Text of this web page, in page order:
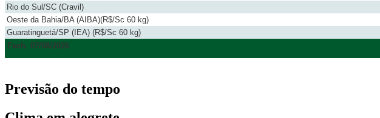
Rio do Sul/SC (Cravil)
Oeste da Bahia/BA (AIBA)(R$/Sc 60 kg)
Guaratinguetá/SP (IEA) (R$/Sc 60 kg)
Fech. 07/08/2026
Previsão do tempo